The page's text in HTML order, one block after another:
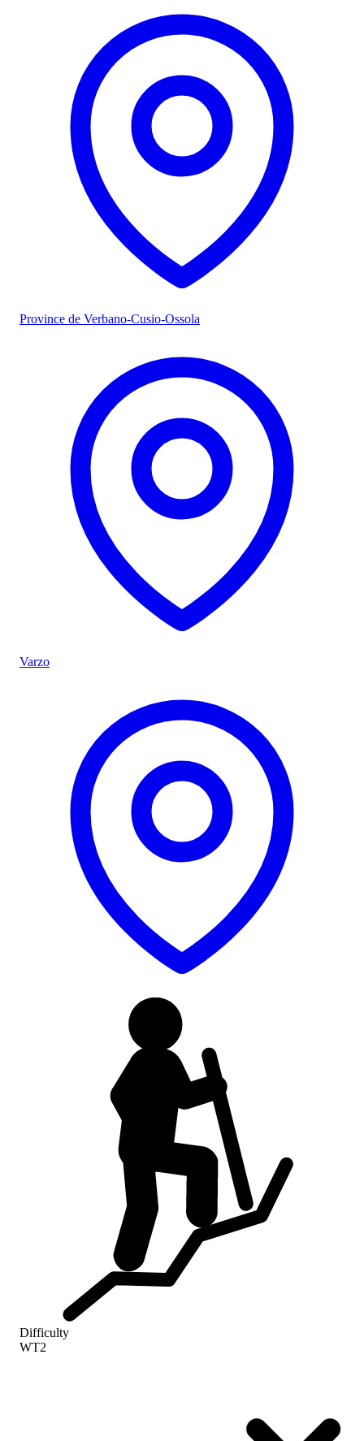
Province de Verbano-Cusio-Ossola
Varzo
Difficulty
WT2